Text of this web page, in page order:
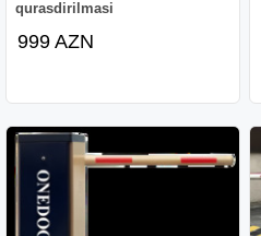
qurasdirilmasi
999 AZN